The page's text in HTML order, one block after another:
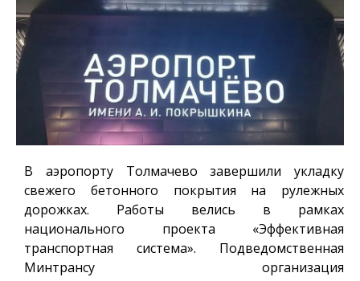
В аэропорту Толмачево завершили укладку
свежего бетонного покрытия на рулежных
дорожках. Работы велись в рамках
национального проекта «Эффективная
транспортная система». Подведомственная
Минтрансу организация